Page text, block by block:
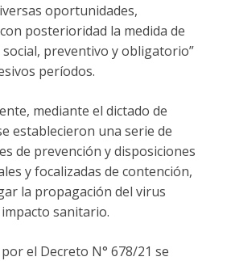
oportunidades,
posterioridad la medida de
preventivo y obligatorio”
períodos.
mediante el dictado de
establecieron una serie de
de prevención y disposiciones
y focalizadas de contención,
la propagación del virus
impacto sanitario.
el Decreto N° 678/21 se